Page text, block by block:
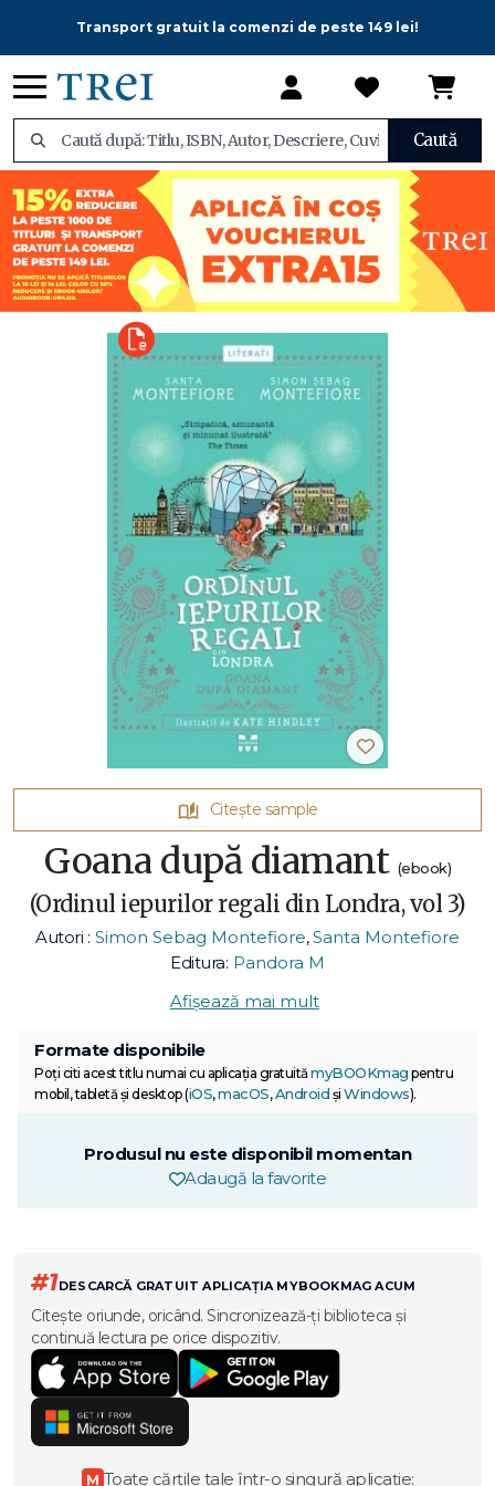
Transport gratuit la comenzi de peste 149 lei!
Caută
Citește sample
Goana după diamant (ebook)
(Ordinul iepurilor regali din Londra, vol 3)
Autori : Simon Sebag Montefiore,Santa Montefiore
Editura: Pandora M
Afișează mai mult
Formate disponibile
Poți citi acest titlu numai cu aplicația gratuitămyBOOKmag pentru
mobil, tabletă și desktop (iOS,macOS,Android și Windows).
Produsul nu este disponibil momentan
Adaugă la favorite
#1DESCARCĂ GRATUIT APLICAȚIA MYBOOKMAG ACUM
Citește oriunde, oricând. Sincronizează-ți biblioteca și
continuă lectura pe orice dispozitiv.
M Toate cărțile tale într-o singură aplicație: